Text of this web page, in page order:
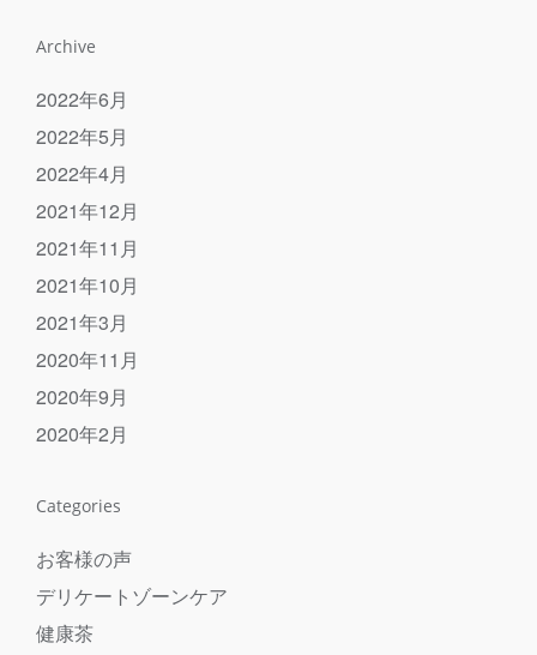
Archive
2022年6月
2022年5月
2022年4月
2021年12月
2021年11月
2021年10月
2021年3月
2020年11月
2020年9月
2020年2月
Categories
お客様の声
デリケートゾーンケア
健康茶